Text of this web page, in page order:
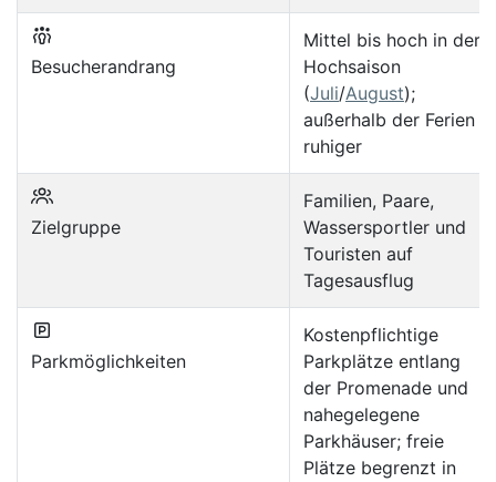
Besucherandrang
Mittel bis hoch in der
Hochsaison
(Juli/August);
außerhalb der Ferien
ruhiger
Zielgruppe
Familien, Paare,
Wassersportler und
Touristen auf
Tagesausflug
Parkmöglichkeiten
Kostenpflichtige
Parkplätze entlang
der Promenade und
nahegelegene
Parkhäuser; freie
Plätze begrenzt in